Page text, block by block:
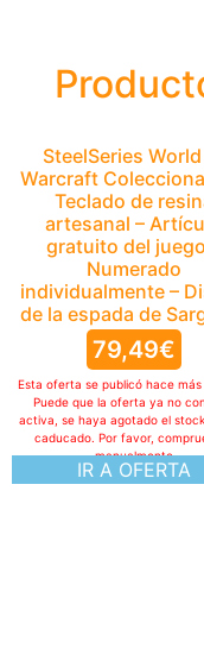
SteelSeries
Warcraft
Teclado de
artesanal –
gratuito del
Numerado
individualmente –
de la espada de
79,49€
IR A OFERTA
Esta oferta se publicó hace más
Puede que la oferta ya no
activa, se haya agotado el
caducado. Por favor,
manualmente